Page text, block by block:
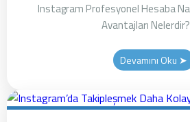
Instagram Profesyonel Hesaba
Devamını Oku ➤